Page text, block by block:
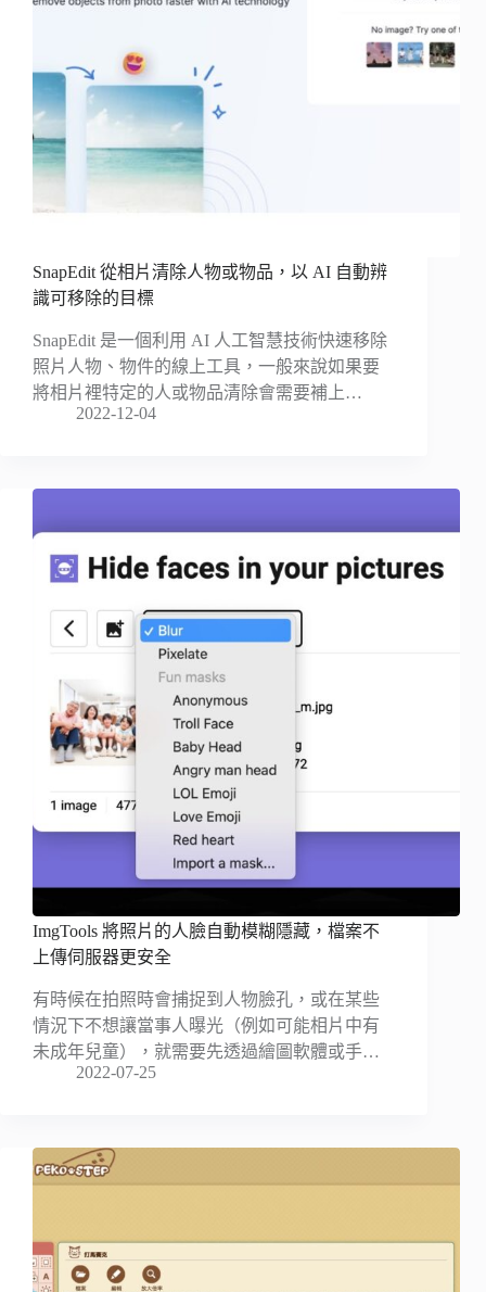
SnapEdit 從相片清除人物或物品，以 AI 自動辨
識可移除的目標
SnapEdit 是一個利用 AI 人工智慧技術快速移除
照片人物、物件的線上工具，一般來說如果要
將相片裡特定的人或物品清除會需要補上…
2022-12-04
ImgTools 將照片的人臉自動模糊隱藏，檔案不
上傳伺服器更安全
有時候在拍照時會捕捉到人物臉孔，或在某些
情況下不想讓當事人曝光（例如可能相片中有
未成年兒童），就需要先透過繪圖軟體或手…
2022-07-25